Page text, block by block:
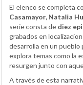
El elenco se completa
Casamayor, Natalia
serie consta de diez
grabados en
desarrolla en un pueblo
explora temas como la
resurgen junto con
A través de esta